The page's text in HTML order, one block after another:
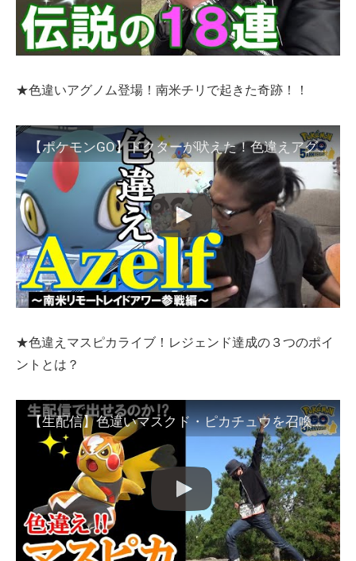
★色違いアグノム登場！南米チリで起きた奇跡！！
【ポケモンGO】ドクターが吠えた！色違えアグノム！南米チリのレイドアワーにリモート参戦！この1時間に全てを賭ける限界連戦、一世一代の大傾奇スペシャル！【ガチ早朝ver.】
★色違えマスピカライブ！レジェンド達成の３つのポイ
ントとは？
【生配信】色違いマスクド・ピカチュウを召喚せよ！レジェンドに到達するための３つのポイントとは？「効果的な勉強方法」と「おすすめチャンネル」をご紹介スペシャル！【初レジェンド達成記念】